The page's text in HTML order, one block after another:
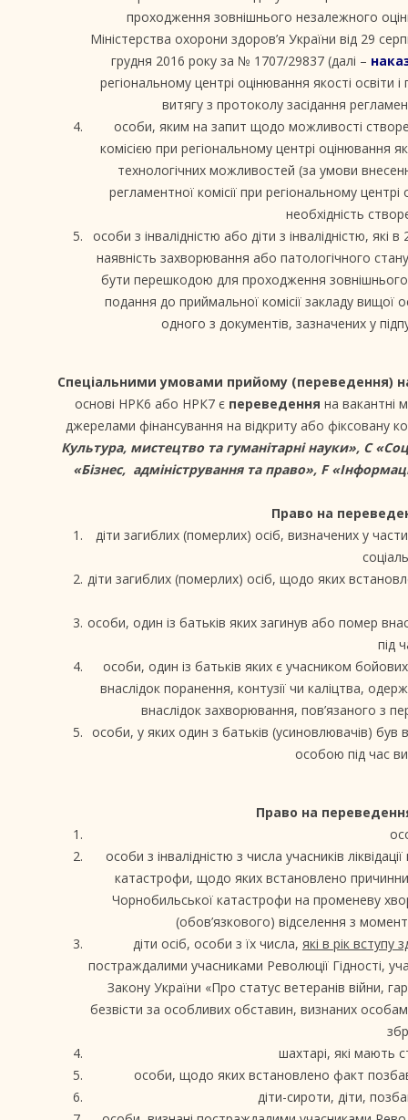
проходження зовнішнього незалежного
Міністерства охорони здоров’я України від 29
грудня 2016 року за № 1707/29837 (далі –
регіональному центрі оцінювання якості освіти
витягу з протоколу засідання
особи, яким на запит щодо можливості
комісією при регіональному центрі оцінювання
технологічних можливостей (за умови
регламентної комісії при регіональному
необхідність
особи з інвалідністю або діти з інвалідністю,
наявність захворювання або патологічного
бути перешкодою для проходження
подання до приймальної комісії закладу вищої
одного з документів, зазначених у
Спеціальними умовами прийому (переведення)
основі НРК6 або НРК7 є переведення на вакантні
джерелами фінансування на відкриту або фіксовану
Культура, мистецтво та гуманітарні науки», C
«Бізнес, адміністрування та право», F
Право на
діти загиблих (померлих) осіб, визначених у
діти загиблих (померлих) осіб, щодо яких
особи, один із батьків яких загинув або помер
під
особи, один із батьків яких є учасником
внаслідок поранення, контузії чи каліцтва,
внаслідок захворювання, пов’язаного з
особи, у яких один з батьків (усиновлювачів)
особою під час
Право на
особи з інвалідністю з числа учасників
катастрофи, щодо яких встановлено
Чорнобильської катастрофи на променеву
(обов’язкового) відселення з
діти осіб, особи з їх числа, які в рік вступу
постраждалими учасниками Революції Гідності,
Закону України «Про статус ветеранів війни,
безвісти за особливих обставин, визнаних
шахтарі, які мають
особи, щодо яких встановлено факт
діти-сироти, діти,